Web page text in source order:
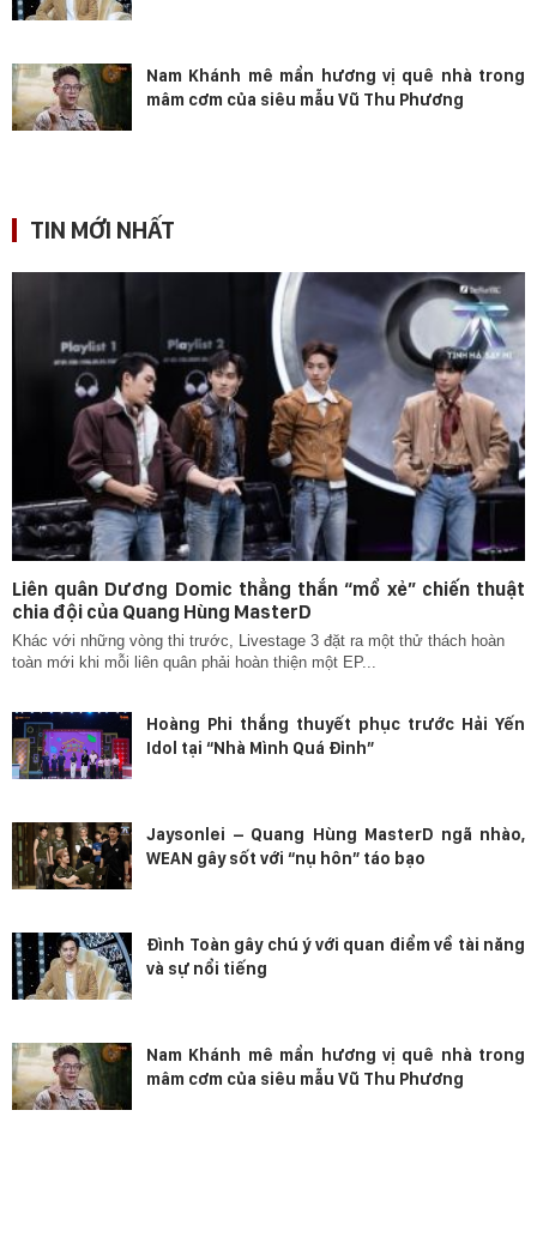
Nam Khánh mê mẩn hương vị quê nhà trong
mâm cơm của siêu mẫu Vũ Thu Phương
TIN MỚI NHẤT
Liên quân Dương Domic thẳng thắn “mổ xẻ” chiến thuật
chia đội của Quang Hùng MasterD
Khác với những vòng thi trước, Livestage 3 đặt ra một thử thách hoàn
toàn mới khi mỗi liên quân phải hoàn thiện một EP...
Hoàng Phi thắng thuyết phục trước Hải Yến
Idol tại “Nhà Mình Quá Đỉnh”
Jaysonlei – Quang Hùng MasterD ngã nhào,
WEAN gây sốt với “nụ hôn” táo bạo
Đình Toàn gây chú ý với quan điểm về tài năng
và sự nổi tiếng
Nam Khánh mê mẩn hương vị quê nhà trong
mâm cơm của siêu mẫu Vũ Thu Phương